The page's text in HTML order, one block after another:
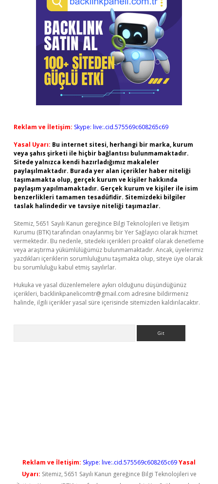
Reklam ve İletişim: Skype: live:.cid.575569c608265c69
Yasal Uyarı: Bu internet sitesi, herhangi bir marka, kurum
veya şahıs şirketi ile hiçbir bağlantısı bulunmamaktadır.
Sitede yalnızca kendi hazırladığımız makaleler
paylaşılmaktadır. Burada yer alan içerikler haber niteliği
taşımamakta olup, gerçek kurum ve kişiler hakkında
paylaşım yapılmamaktadır. Gerçek kurum ve kişiler ile isim
benzerlikleri tamamen tesadüfidir. Sitemizdeki bilgiler
taslak halindedir ve tavsiye niteliği taşımazlar.
Sitemiz, 5651 Sayılı Kanun gereğince Bilgi Teknolojileri ve İletişim
Kurumu (BTK) tarafından onaylanmış bir Yer Sağlayıcı olarak hizmet
vermektedir. Bu nedenle, sitedeki içerikleri proaktif olarak denetleme
veya araştırma yükümlülüğümüz bulunmamaktadır. Ancak, üyelerimiz
yazdıkları içeriklerin sorumluluğunu taşımakta olup, siteye üye olarak
bu sorumluluğu kabul etmiş sayılırlar.
Hukuka ve yasal düzenlemelere aykırı olduğunu düşündüğünüz
içerikleri, backlinkpanelicomtr@gmail.com adresine bildirmeniz
halinde, ilgili içerikler yasal süre içerisinde sitemizden kaldırılacaktır.
Reklam ve İletişim: Skype: live:.cid.575569c608265c69Yasal
Uyarı: Sitemiz, 5651 Sayılı Kanun gereğince Bilgi Teknolojileri ve